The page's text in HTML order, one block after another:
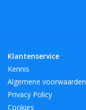
Klantenservice
Kennis
Algemene voorwaarden
Privacy Policy
Cookies